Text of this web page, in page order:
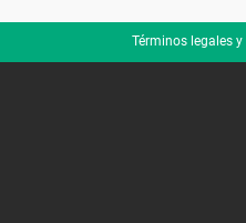
Términos legales